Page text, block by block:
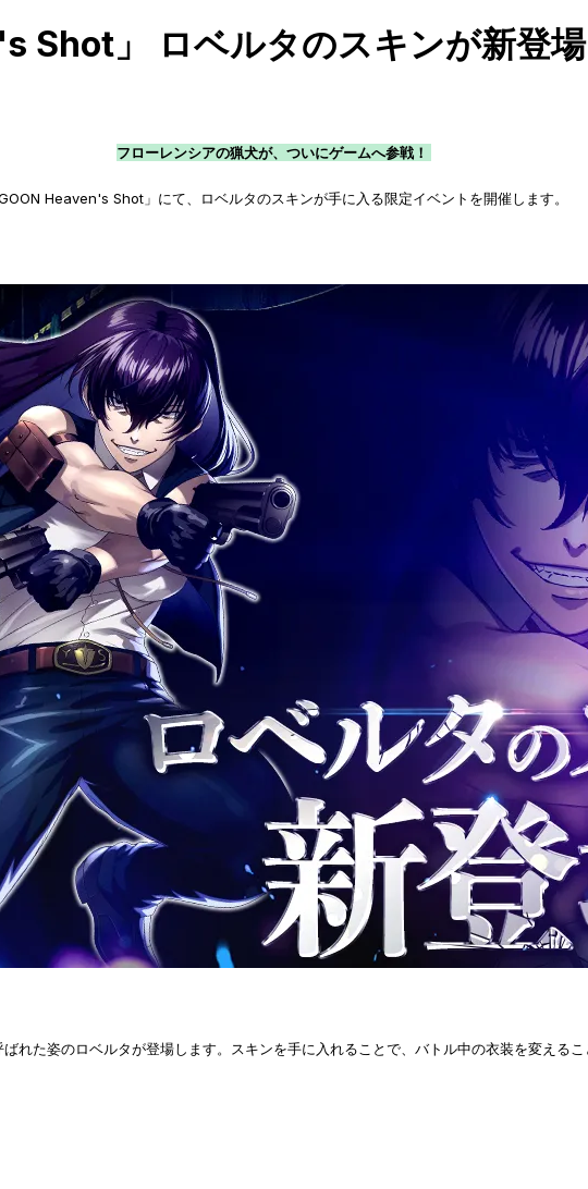
Shot」 ロベルタのスキンが新登場
フローレンシアの猟犬が、ついにゲームへ参戦！
Heaven's Shot」にて、ロベルタのスキンが手に入る限定イベントを開催します。
れた姿のロベルタが登場します。スキンを手に入れることで、バトル中の衣装を変える